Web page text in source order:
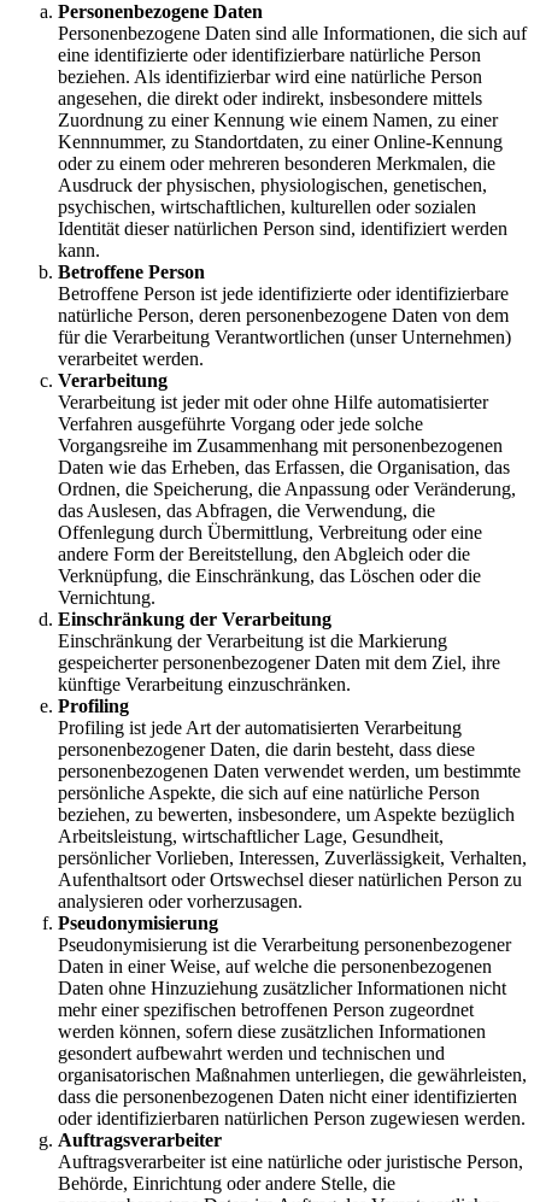
Personenbezogene Daten
Personenbezogene Daten sind alle Informationen, die sich auf
eine identifizierte oder identifizierbare natürliche Person
beziehen. Als identifizierbar wird eine natürliche Person
angesehen, die direkt oder indirekt, insbesondere mittels
Zuordnung zu einer Kennung wie einem Namen, zu einer
Kennnummer, zu Standortdaten, zu einer Online-Kennung
oder zu einem oder mehreren besonderen Merkmalen, die
Ausdruck der physischen, physiologischen, genetischen,
psychischen, wirtschaftlichen, kulturellen oder sozialen
Identität dieser natürlichen Person sind, identifiziert werden
kann.
Betroffene Person
Betroffene Person ist jede identifizierte oder identifizierbare
natürliche Person, deren personenbezogene Daten von dem
für die Verarbeitung Verantwortlichen (unser Unternehmen)
verarbeitet werden.
Verarbeitung
Verarbeitung ist jeder mit oder ohne Hilfe automatisierter
Verfahren ausgeführte Vorgang oder jede solche
Vorgangsreihe im Zusammenhang mit personenbezogenen
Daten wie das Erheben, das Erfassen, die Organisation, das
Ordnen, die Speicherung, die Anpassung oder Veränderung,
das Auslesen, das Abfragen, die Verwendung, die
Offenlegung durch Übermittlung, Verbreitung oder eine
andere Form der Bereitstellung, den Abgleich oder die
Verknüpfung, die Einschränkung, das Löschen oder die
Vernichtung.
Einschränkung der Verarbeitung
Einschränkung der Verarbeitung ist die Markierung
gespeicherter personenbezogener Daten mit dem Ziel, ihre
künftige Verarbeitung einzuschränken.
Profiling
Profiling ist jede Art der automatisierten Verarbeitung
personenbezogener Daten, die darin besteht, dass diese
personenbezogenen Daten verwendet werden, um bestimmte
persönliche Aspekte, die sich auf eine natürliche Person
beziehen, zu bewerten, insbesondere, um Aspekte bezüglich
Arbeitsleistung, wirtschaftlicher Lage, Gesundheit,
persönlicher Vorlieben, Interessen, Zuverlässigkeit, Verhalten,
Aufenthaltsort oder Ortswechsel dieser natürlichen Person zu
analysieren oder vorherzusagen.
Pseudonymisierung
Pseudonymisierung ist die Verarbeitung personenbezogener
Daten in einer Weise, auf welche die personenbezogenen
Daten ohne Hinzuziehung zusätzlicher Informationen nicht
mehr einer spezifischen betroffenen Person zugeordnet
werden können, sofern diese zusätzlichen Informationen
gesondert aufbewahrt werden und technischen und
organisatorischen Maßnahmen unterliegen, die gewährleisten,
dass die personenbezogenen Daten nicht einer identifizierten
oder identifizierbaren natürlichen Person zugewiesen werden.
Auftragsverarbeiter
Auftragsverarbeiter ist eine natürliche oder juristische Person,
Behörde, Einrichtung oder andere Stelle, die